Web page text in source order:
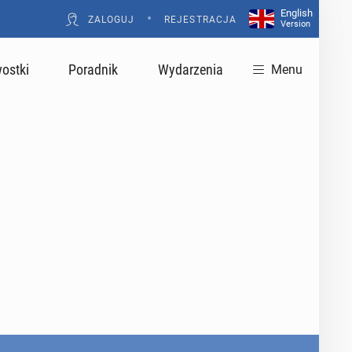
ZALOGUJ • REJESTRACJA
English
Version
Poradnik Wydarzenia Menu